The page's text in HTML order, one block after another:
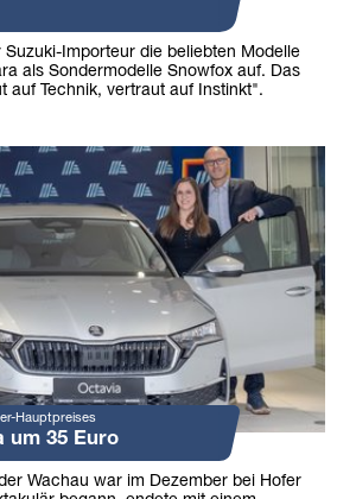
Suzuki-Importeur die beliebten Modelle
als Sondermodelle Snowfox auf. Das
auf Technik, vertraut auf Instinkt".
Hauptpreises
um 35 Euro
Wachau war im Dezember bei Hofer